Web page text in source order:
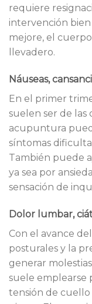
requiere
intervención bien
mejore, el
llevadero.
Náuseas,
En el primer
suelen ser de las
acupuntura
síntomas
También puede
ya sea por
sensación de
Dolor lumbar,
Con el avance
posturales y la
generar
suele emplearse
tensión de cuello